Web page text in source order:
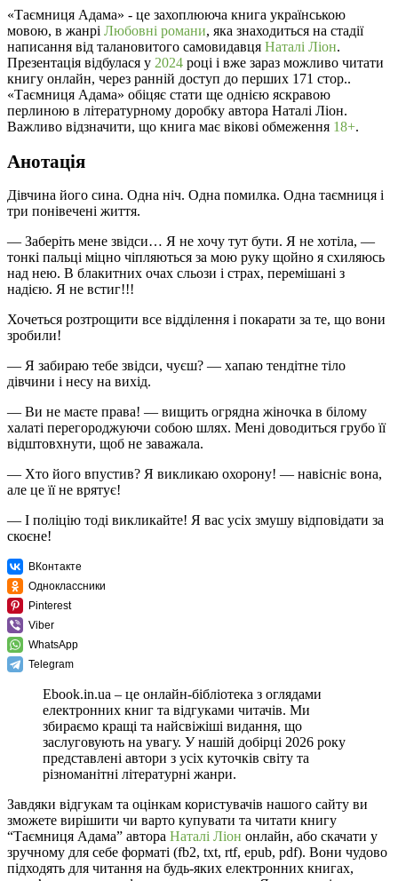
«Таємниця Адама» - це захоплююча книга українською
мовою, в жанрі Любовні романи, яка знаходиться на стадії
написання від талановитого самовидавця Наталі Ліон.
Презентація відбулася у 2024 році і вже зараз можливо читати
книгу онлайн, через ранній доступ до перших 171 стор..
«Таємниця Адама» обіцяє стати ще однією яскравою
перлиною в літературному доробку автора Наталі Ліон.
Важливо відзначити, що книга має вікові обмеження 18+.
Анотація
Дівчина його сина. Одна ніч. Одна помилка. Одна таємниця і
три понівечені життя.
— Заберіть мене звідси… Я не хочу тут бути. Я не хотіла, —
тонкі пальці міцно чіпляються за мою руку щойно я схиляюсь
над нею. В блакитних очах сльози і страх, перемішані з
надією. Я не встиг!!!
Хочеться розтрощити все відділення і покарати за те, що вони
зробили!
— Я забираю тебе звідси, чуєш? — хапаю тендітне тіло
дівчини і несу на вихід.
— Ви не маєте права! — вищить огрядна жіночка в білому
халаті перегороджуючи собою шлях. Мені доводиться грубо її
відштовхнути, щоб не заважала.
— Хто його впустив? Я викликаю охорону! — навісніє вона,
але це її не врятує!
— І поліцію тоді викликайте! Я вас усіх змушу відповідати за
скоєне!
ВКонтакте
Одноклассники
Pinterest
Viber
WhatsApp
Telegram
Ebook.in.ua – це онлайн-бібліотека з оглядами
електронних книг та відгуками читачів. Ми
збираємо кращі та найсвіжіші видання, що
заслуговують на увагу. У нашій добірці 2026 року
представлені автори з усіх куточків світу та
різноманітні літературні жанри.
Завдяки відгукам та оцінкам користувачів нашого сайту ви
зможете вирішити чи варто купувати та читати книгу
“Таємниця Адама” автора Наталі Ліон онлайн, або скачати у
зручному для себе форматі (fb2, txt, rtf, epub, pdf). Вони чудово
підходять для читання на будь-яких електронних книгах,